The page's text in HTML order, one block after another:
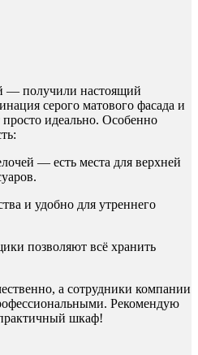
— получили настоящий
серого матового фасада и
идеально. Особенно
— есть места для верхней
и удобно для утреннего
позволяют всё хранить
а сотрудники компании
Рекомендую
шкаф!